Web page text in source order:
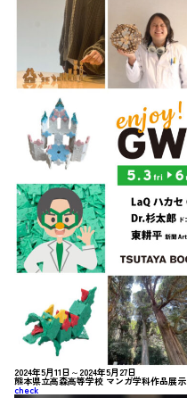
2024年5月11日～2024年5月27日
熊本県立高森高等学校 マンガ学科作品展示
check